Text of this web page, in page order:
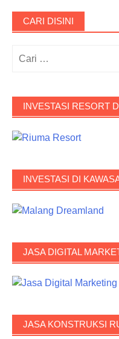
CARI DISINI
INVESTASI RESORT
INVESTASI DI
JASA DIGITAL
JASA KONSTRUKSI